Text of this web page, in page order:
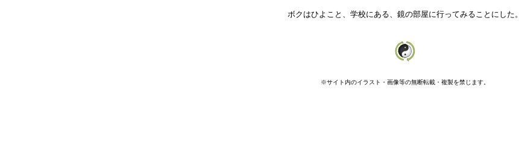
ボクはひよこと、学校にある、鏡の部屋に行ってみることにした。
※サイト内のイラスト・画像等の無断転載・複製を禁じます。